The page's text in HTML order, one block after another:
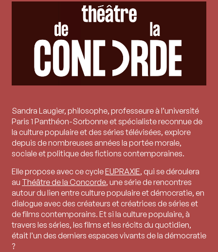
Sandra Laugier, philosophe, professeure à l’université
Paris 1 Panthéon-Sorbonne et spécialiste reconnue de
la culture populaire et des séries télévisées, explore
depuis de nombreuses années la portée morale,
sociale et politique des fictions contemporaines.
Elle propose avec ce cycleEUPRAXIE, qui se déroulera
au Théâtre de la Concorde, une série de rencontres
autour du lien entre culture populaire et démocratie, en
dialogue avec des créateurs et créatrices de séries et
de films contemporains. Et si la culture populaire, à
travers les séries, les films et les récits du quotidien,
était l’un des derniers espaces vivants de la démocratie
?